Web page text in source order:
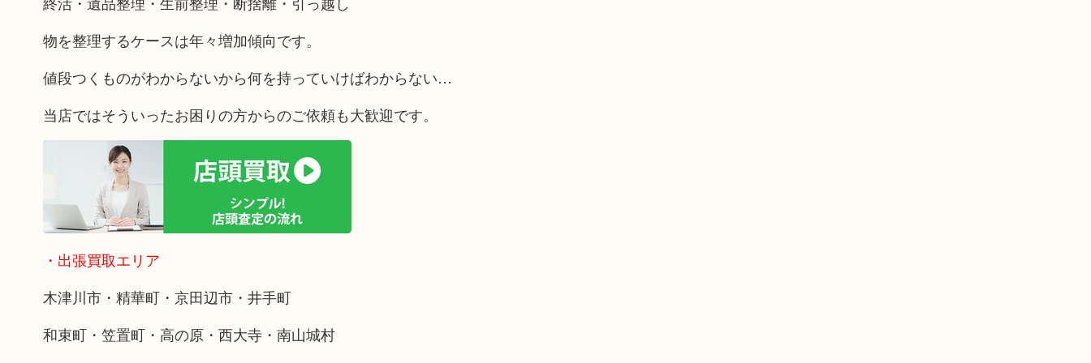
物を整理するケースは年々増加傾向です。
値段つくものがわからないから何を持っていけばわからない…
当店ではそういったお困りの方からのご依頼も大歓迎です。
・出張買取エリア
木津川市・精華町・京田辺市・井手町
和束町・笠置町・高の原・西大寺・南山城村